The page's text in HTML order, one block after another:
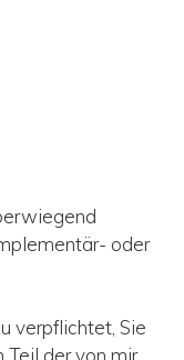
oder
verpflichtet, Sie
Teil der von mir